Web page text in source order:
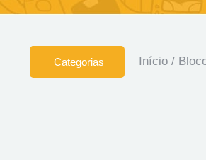
Categorias Início/